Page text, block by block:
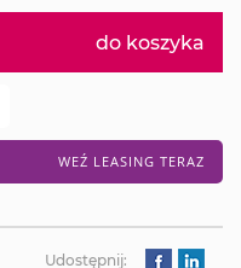
do koszyka
WEŹ LEASING TERAZ
Udostępnij: